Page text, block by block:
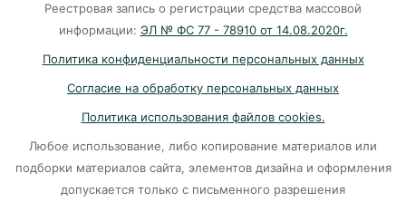
07-08-2026
Убийцу участника СВО в Балтийске посадили
В Калининграде «КамАЗ» сбил скутериста
Реестровая запись о регистрации средства массовой
информации: ЭЛ № ФС 77 - 78910 от 14.08.2020г.
Политика конфиденциальности персональных данных
Согласие на обработку персональных данных
Политика использования файлов cookies.
Любое использование, либо копирование материалов или
подборки материалов сайта, элементов дизайна и оформления
допускается только с письменного разрешения